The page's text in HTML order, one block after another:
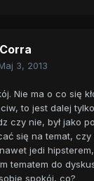
3, 2013
Nie ma o co się
to jest dalej
czy nie, był jako
się na temat, czy
jedi hipsterem,
tematem do
spokój, co?